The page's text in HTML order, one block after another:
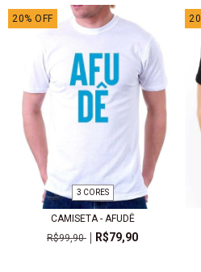
20% OFF
3 CORES
CAMISETA - AFUDÊ
R$99,90
R$79,90
20